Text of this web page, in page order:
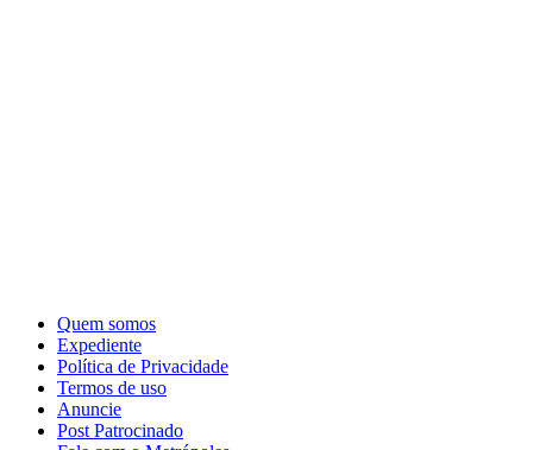
Quem somos
Expediente
Política de Privacidade
Termos de uso
Anuncie
Post Patrocinado